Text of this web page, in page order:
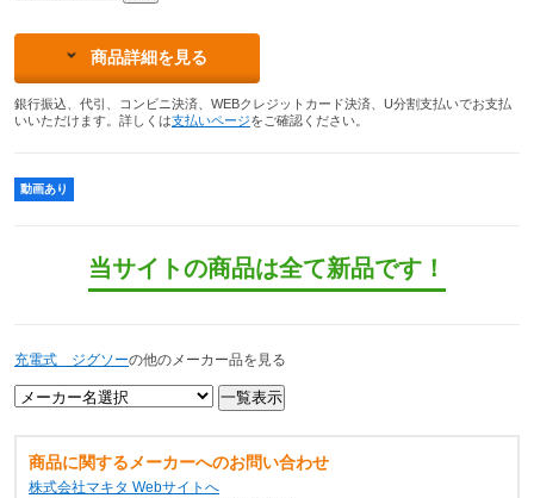
商品詳細を見る
銀行振込、代引、コンビニ決済、WEBクレジットカード決済、U分割支払いでお支払
いいただけます。詳しくは支払いページをご確認ください。
動画あり
当サイトの商品は全て新品です！
充電式 ジグソーの他のメーカー品を見る
商品に関するメーカーへのお問い合わせ
株式会社マキタ Webサイトへ